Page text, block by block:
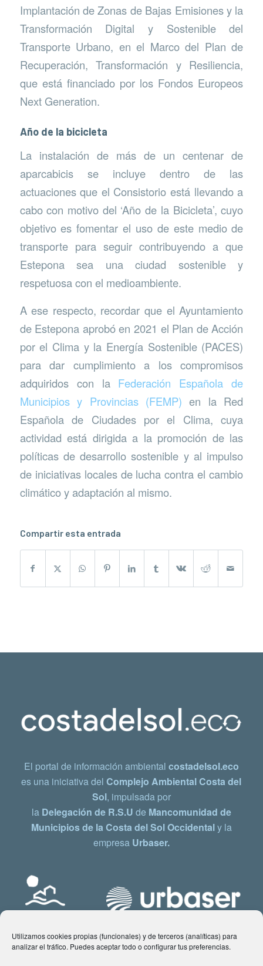
Utilizamos cookies propias (funcionales) y de terceros (analíticas) para
analizar el tráfico. Puedes aceptar todo o configurar tus preferencias.
Implantación de Zonas de Bajas Emisiones y la
Transformación Digital y Sostenible del
Transporte Urbano, en el Marco del Plan de
Recuperación, Transformación y Resiliencia,
que está financiado por los Fondos Europeos
Next Generation.
Año de la bicicleta
La instalación de más de un centenar de
aparcabicis se incluye dentro de las
actuaciones que el Consistorio está llevando a
cabo con motivo del ‘Año de la Bicicleta’, cuyo
objetivo es fomentar el uso de este medio de
transporte para seguir contribuyendo a que
Estepona sea una ciudad sostenible y
respetuosa con el medioambiente.
A ese respecto, recordar que el Ayuntamiento
de Estepona aprobó en 2021 el Plan de Acción
por el Clima y la Energía Sostenible (PACES)
para dar cumplimiento a los compromisos
adquiridos con la Federación Española de
Municipios y Provincias (FEMP) en la Red
Española de Ciudades por el Clima, cuya
actividad está dirigida a la promoción de las
políticas de desarrollo sostenible y al impulso
de iniciativas locales de lucha contra el cambio
climático y adaptación al mismo.
Compartir esta entrada
El portal de información ambiental costadelsol.eco
es una iniciativa delComplejo Ambiental Costa del
Sol, impulsada por
la Delegación de R.S.U de Mancomunidad de
Municipios de la Costa del Sol Occidentaly la
empresa Urbaser.